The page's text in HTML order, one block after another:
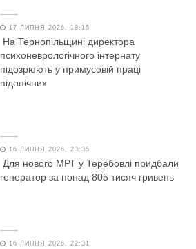
17 ЛИПНЯ 2026, 18:15
На Тернопільщині директора
психоневрологічного інтернату
підозрюють у примусовій праці
підопічних
16 ЛИПНЯ 2026, 23:35
Для нового МРТ у Теребовлі придбали
генератор за понад 805 тисяч гривень
16 ЛИПНЯ 2026, 22:31